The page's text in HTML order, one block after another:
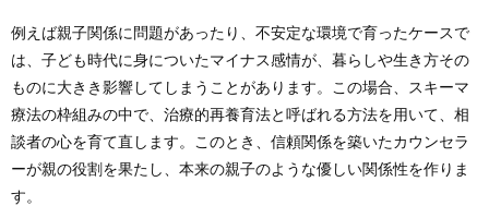
例えば親子関係に問題があったり、不安定な環境で育ったケースで
は、子ども時代に身についたマイナス感情が、暮らしや生き方その
ものに大きき影響してしまうことがあります。この場合、スキーマ
療法の枠組みの中で、治療的再養育法と呼ばれる方法を用いて、相
談者の心を育て直します。このとき、信頼関係を築いたカウンセラ
ーが親の役割を果たし、本来の親子のような優しい関係性を作りま
す。